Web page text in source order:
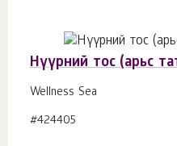
Нүүрний тос (арьс
Wellness Sea
#424405